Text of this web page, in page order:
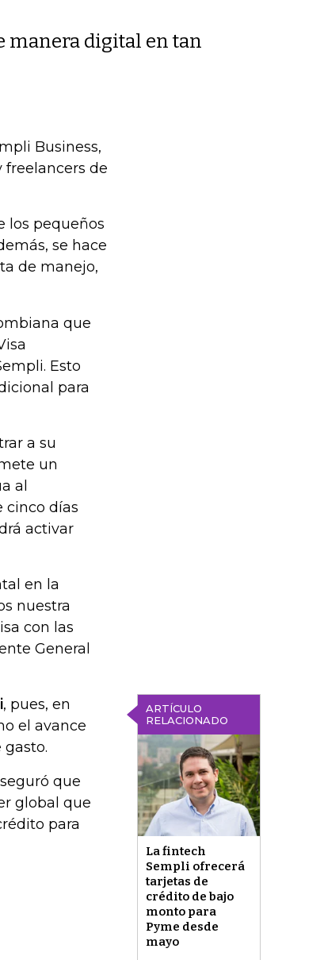
manera digital en tan
Business,
de
los pequeños
se hace
de manejo,
que
Esto
para
a su
un
al
cinco días
activar
en la
nuestra
con las
General
ARTÍCULO
RELACIONADO
La fintech
Sempli ofrecerá
tarjetas de
crédito de bajo
monto para
Pyme desde
mayo
, pues, en
el avance
que
global que
para